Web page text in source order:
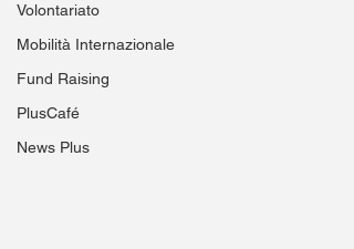
Volontariato
Mobilità Internazionale
Fund Raising
PlusCafé
News Plus